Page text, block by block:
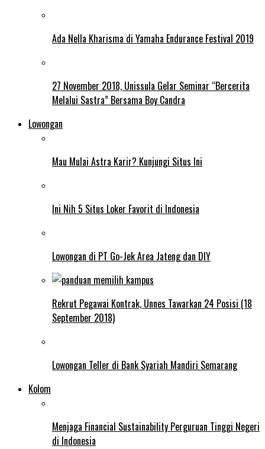
Ada Nella Kharisma di Yamaha Endurance Festival 2019
27 November 2018, Unissula Gelar Seminar “Bercerita
Melalui Sastra” Bersama Boy Candra
Lowongan
Mau Mulai Astra Karir? Kunjungi Situs Ini
Ini Nih 5 Situs Loker Favorit di Indonesia
Lowongan di PT Go-Jek Area Jateng dan DIY
Rekrut Pegawai Kontrak, Unnes Tawarkan 24 Posisi (18
September 2018)
Lowongan Teller di Bank Syariah Mandiri Semarang
Kolom
Menjaga Financial Sustainability Perguruan Tinggi Negeri
di Indonesia